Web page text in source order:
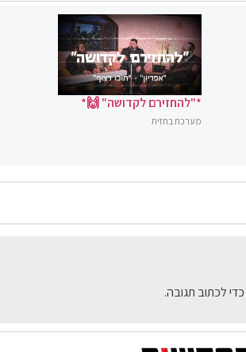
*"להחזירם לקדושה" 🙌*
מערכת בחזית
כדי לכתוב תגובה.